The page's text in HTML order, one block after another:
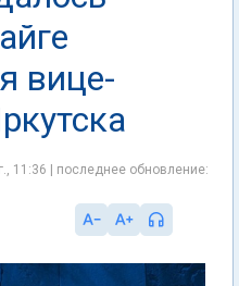
вице-
11:36 | последнее обновление: